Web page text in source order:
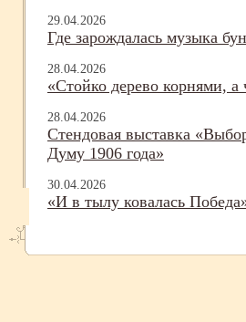
29.04.2026
Где зарождалась музыка
28.04.2026
«Стойко дерево корнями,
28.04.2026
Стендовая выставка
Думу 1906 года»
30.04.2026
«И в тылу ковалась